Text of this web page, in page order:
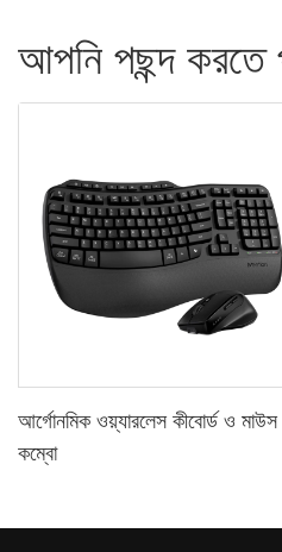
আপনি পছন্দ করতে
আর্গোনমিক ওয়্যারলেস কীবোর্ড ও মাউস
কম্বো